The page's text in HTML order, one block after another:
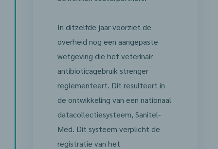
In ditzelfde jaar voorziet de
overheid nog een aangepaste
wetgeving die het veterinair
antibioticagebruik strenger
reglementeert. Dit resulteert in
de ontwikkeling van een nationaal
datacollectiesysteem, Sanitel-
Med. Dit systeem verplicht de
registratie van het